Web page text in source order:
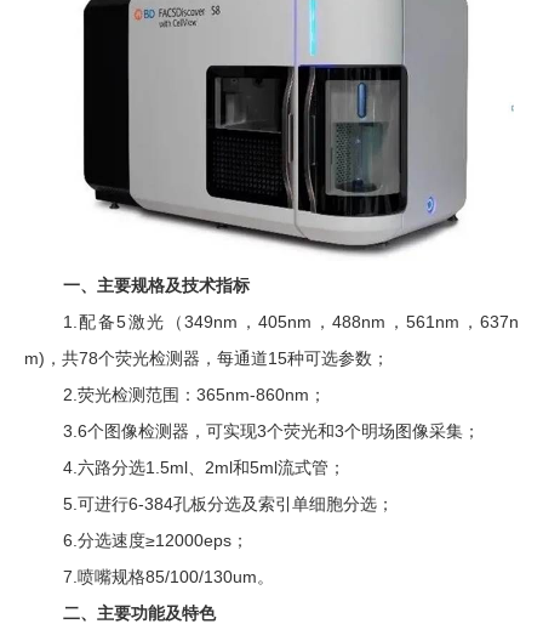
一、主要规格及技术指标
1. 配备5激光（349nm ，405nm ，488nm ，561nm ，637n
m) ，共78个荧光检测器，每通道15种可选参数；
2. 荧光检测范围： 365nm-860nm ；
3.6个图像检测器，可实现3个荧光和3个明场图像采集；
4. 六路分选1.5ml 2ml和5ml流式管；
5. 可进行6-384孔板分选及索引单细胞分选；
6. 分选速度≥12000eps ；
7. 喷嘴规格85/100/130um。
二、主要功能及特色